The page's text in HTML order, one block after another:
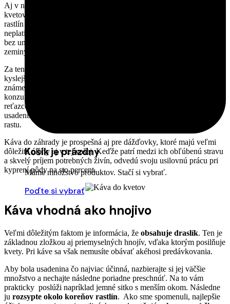
Košík je prázdny
Máme množstvo produktov. Stačí si vybrať.
Poďte si vybrať
Aj v našich končinách začínajú využívať ľudia kávu pri ochrane
kvetov. Je totiž ideálnym nástrojom na dosiahnutie kvalitnej výživy
rastlín v záhrade či domácnosti. Treba si však uvedomiť, že to
neplatí pre všetky jej druhy. Malo by ísť o čistú
bez umelých sladidiel či stôp cukru. Stačí ju jednoducho pridať do
zeminy a môžete očakávať zázraky.
Za tento trik sa vám poďakujú najmä rastliny, ktoré vyžadujú
kyslejšiu pôdu. Podľa štúdií na ňu najlepšie reagovali napríklad nám
známe
konzumentov mrkvy a nejde vám po chuti tá z veľkých obchodných
reťazcov? Vypestujte si zdravú, krásnu a bez škodcov primiešaním
usadením k jej semienkam a už čoskoro spozorujete zlepšenie jej
rastu.
Káva do záhrady je prospešná aj pre dážďovky, ktoré majú veľmi
dôležité úlohy aj v tej vašej. Keďže patrí medzi ich obľúbenú stravu
a skvelý príjem potrebných živín, odvedú svoju usilovnú prácu pri
kyprení pôdy na sto percent.
Káva vhodná ako hnojivo
Veľmi dôležitým faktom je informácia, že obsahuje draslík. Ten je
základnou zložkou aj priemyselných hnojív, vďaka ktorým posilňuje
kvety. Pri káve sa však nemusíte obávať akéhosi predávkovania.
Aby bola usadenina čo najviac účinná, nazbierajte si jej väčšie
množstvo a nechajte následne poriadne preschnúť. Na to vám
prakticky poslúži napríklad jemné sitko s menším okom. Následne
ju rozsypte okolo koreňov rastlín. Ako sme spomenuli, najlepšie